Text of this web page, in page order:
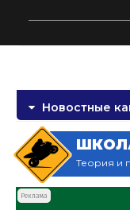
Новостные
Теория и
Реклама